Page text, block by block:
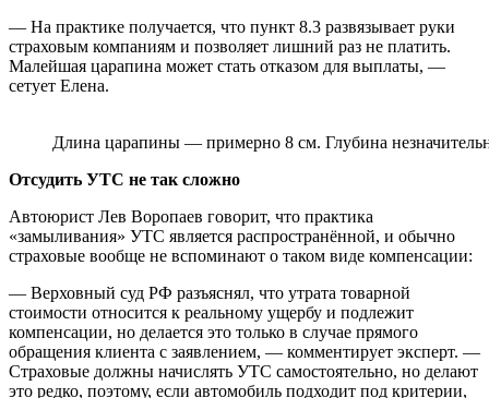
— На практике получается, что пункт 8.3 развязывает руки
страховым компаниям и позволяет лишний раз не платить.
Малейшая царапина может стать отказом для выплаты, —
сетует Елена.
Длина царапины — примерно 8 см. Глубина
Отсудить УТС не так сложно
Автоюрист Лев Воропаев говорит, что практика
«замыливания» УТС является распространённой, и обычно
страховые вообще не вспоминают о таком виде компенсации:
— Верховный суд РФ разъяснял, что утрата товарной
стоимости относится к реальному ущербу и подлежит
компенсации, но делается это только в случае прямого
обращения клиента с заявлением, — комментирует эксперт. —
Страховые должны начислять УТС самостоятельно, но делают
это редко, поэтому, если автомобиль подходит под критерии,